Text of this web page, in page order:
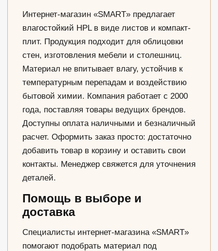
Интернет-магазин «SMART» предлагает
влагостойкий HPL в виде листов и компакт-
плит. Продукция подходит для облицовки
стен, изготовления мебели и столешниц.
Материал не впитывает влагу, устойчив к
температурным перепадам и воздействию
бытовой химии. Компания работает с 2000
года, поставляя товары ведущих брендов.
Доступны оплата наличными и безналичный
расчет. Оформить заказ просто: достаточно
добавить товар в корзину и оставить свои
контакты. Менеджер свяжется для уточнения
деталей.
Помощь в выборе и
доставка
Специалисты интернет-магазина «SMART»
помогают подобрать материал под